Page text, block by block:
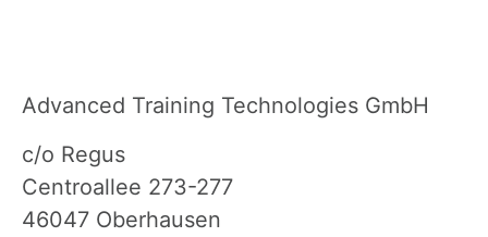
Advanced Training Technologies GmbH
c/o Regus
Centroallee 273-277
46047 Oberhausen